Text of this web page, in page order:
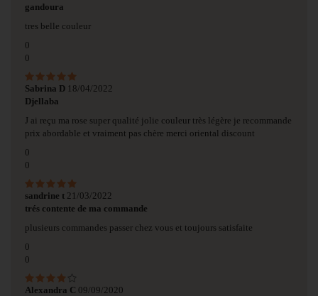
gandoura
tres belle couleur
0
0
Sabrina D 18/04/2022
Djellaba
J ai reçu ma rose super qualité jolie couleur très légère je recommande
prix abordable et vraiment pas chère merci oriental discount
0
0
sandrine t 21/03/2022
trés contente de ma commande
plusieurs commandes passer chez vous et toujours satisfaite
0
0
Alexandra C 09/09/2020